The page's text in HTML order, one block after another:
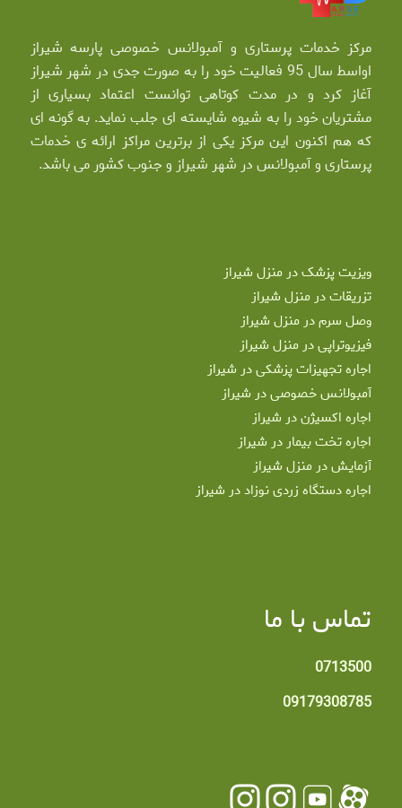
مرکز خدمات پرستاری و آمبولانس خصوصی پارسه شیراز
اواسط سال 95 فعالیت خود را به صورت جدی در شهر شیراز
آغاز کرد و در مدت کوتاهی توانست اعتماد بسیاری از
مشتریان خود را به شیوه شایسته ای جلب نماید. به گونه ای
که هم اکنون این مرکز یکی از برترین مراکز ارائه ی خدمات
پرستاری و آمبولانس در شهر شیراز و جنوب کشور می باشد.
ویزیت پزشک در منزل شیراز
تزریقات در منزل شیراز
وصل سرم در منزل شیراز
فیزیوتراپی در منزل شیراز
اجاره تجهیزات پزشکی در شیراز
آمبولانس خصوصی در شیراز
اجاره اکسیژن در شیراز
اجاره تخت بیمار در شیراز
آزمایش در منزل شیراز
اجاره دستگاه زردی نوزاد در شیراز
تماس با ما
0713500
09179308785